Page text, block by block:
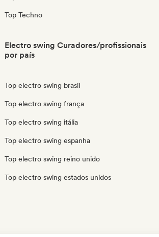
Top Techno
Electro swing Curadores/profissionais
por país
Top electro swing brasil
Top electro swing frança
Top electro swing itália
Top electro swing espanha
Top electro swing reino unido
Top electro swing estados unidos